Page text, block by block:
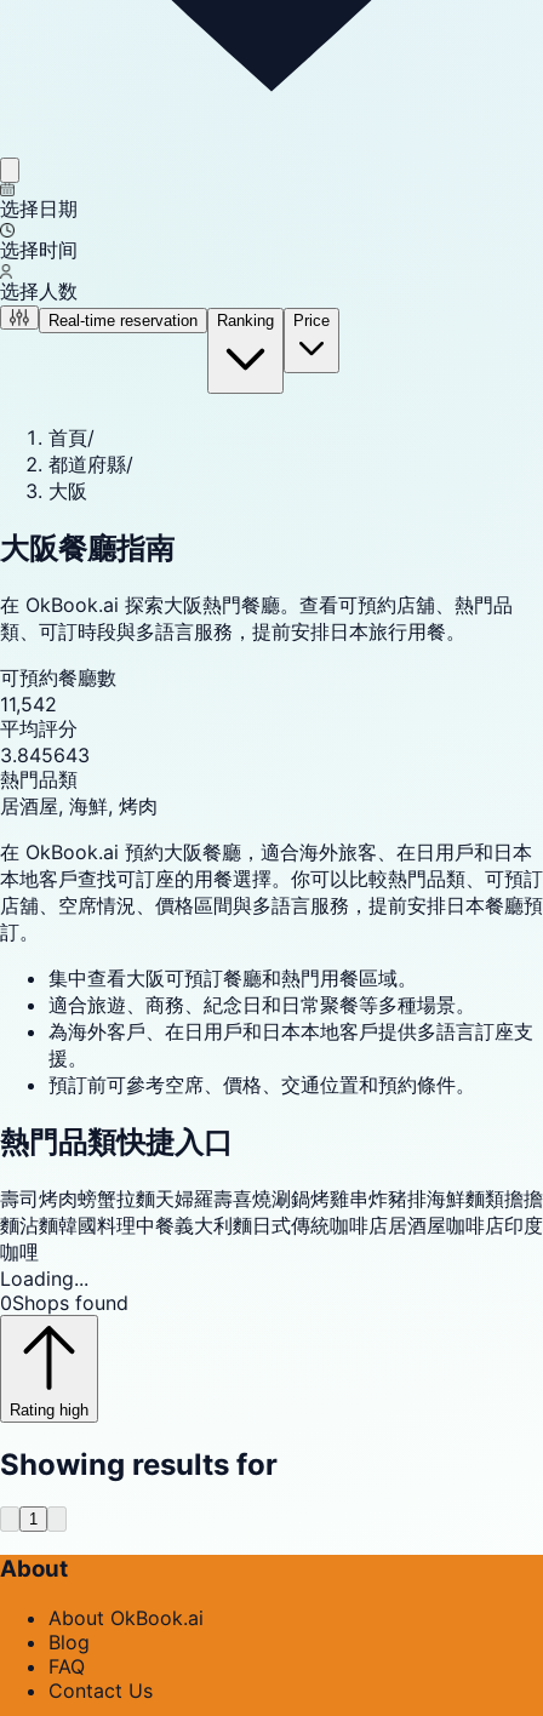
选择日期
选择时间
选择人数
Real-time reservation Ranking Price
首頁/
都道府縣/
大阪
大阪餐廳指南
在 OkBook.ai 探索大阪熱門餐廳。查看可預約店舖、熱門品
類、可訂時段與多語言服務，提前安排日本旅行用餐。
可預約餐廳數
11,542
平均評分
3.845643
熱門品類
居酒屋, 海鮮, 烤肉
在 OkBook.ai 預約大阪餐廳，適合海外旅客、在日用戶和日本
本地客戶查找可訂座的用餐選擇。你可以比較熱門品類、可預訂
店舖、空席情況、價格區間與多語言服務，提前安排日本餐廳預
訂。
集中查看大阪可預訂餐廳和熱門用餐區域。
適合旅遊、商務、紀念日和日常聚餐等多種場景。
為海外客戶、在日用戶和日本本地客戶提供多語言訂座支
援。
預訂前可參考空席、價格、交通位置和預約條件。
熱門品類快捷入口
壽司烤肉螃蟹拉麵天婦羅壽喜燒涮鍋烤雞串炸豬排海鮮麵類擔擔
麵沾麵韓國料理中餐義大利麵日式傳統咖啡店居酒屋咖啡店印度
咖哩
Loading...
0Shops found
Rating high
Showing results for
1
About
About OkBook.ai
Blog
FAQ
Contact Us